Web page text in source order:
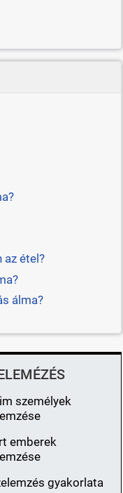
az étel?
álma?
személyek
emberek
gyakorlata